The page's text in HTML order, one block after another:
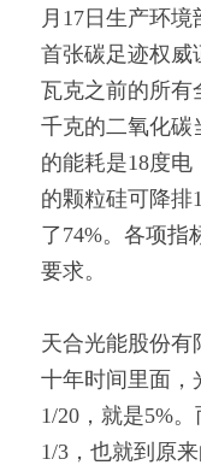
月17日生产环
首张碳足迹权威
瓦克之前的所有
千克的二氧化碳
的能耗是18度电
的颗粒硅可降排
了74%。各项指
要求。
天合光能股份有
十年时间里面，
1/20，就是5%
1/3，也就到原